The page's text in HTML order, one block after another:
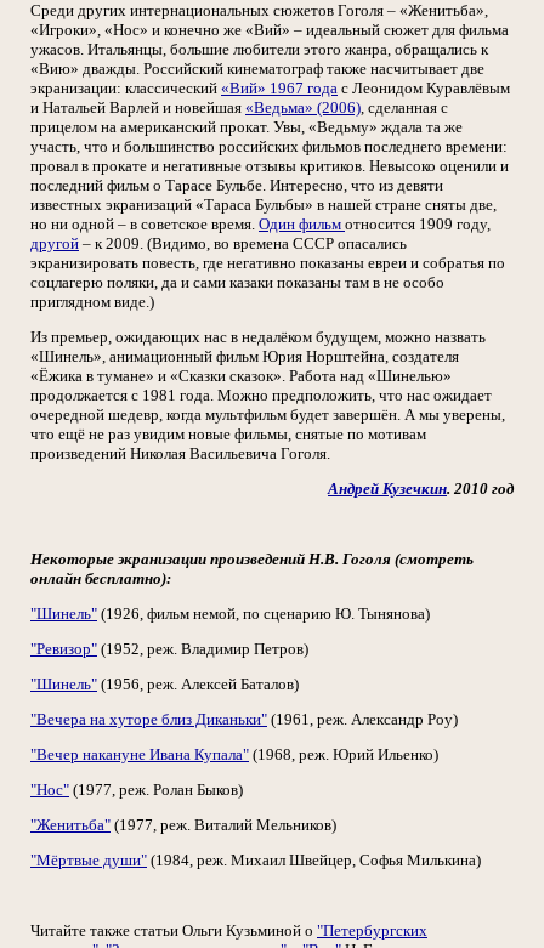
Среди других интернациональных сюжетов Гоголя – «Женитьба»,
«Игроки», «Нос» и конечно же «Вий» – идеальный сюжет для фильма
ужасов. Итальянцы, большие любители этого жанра, обращались к
«Вию» дважды. Российский кинематограф также насчитывает две
экранизации: классический «Вий» 1967 года с Леонидом Куравлёвым
и Натальей Варлей и новейшая «Ведьма» (2006), сделанная с
прицелом на американский прокат. Увы, «Ведьму» ждала та же
участь, что и большинство российских фильмов последнего времени:
провал в прокате и негативные отзывы критиков. Невысоко оценили и
последний фильм о Тарасе Бульбе. Интересно, что из девяти
известных экранизаций «Тараса Бульбы» в нашей стране сняты две,
но ни одной – в советское время. Один фильм относится 1909 году,
другой – к 2009. (Видимо, во времена СССР опасались
экранизировать повесть, где негативно показаны евреи и собратья по
соцлагерю поляки, да и сами казаки показаны там в не особо
приглядном виде.)
Из премьер, ожидающих нас в недалёком будущем, можно назвать
«Шинель», анимационный фильм Юрия Норштейна, создателя
«Ёжика в тумане» и «Сказки сказок». Работа над «Шинелью»
продолжается с 1981 года. Можно предположить, что нас ожидает
очередной шедевр, когда мультфильм будет завершён. А мы уверены,
что ещё не раз увидим новые фильмы, снятые по мотивам
произведений Николая Васильевича Гоголя.
Андрей Кузечкин. 2010 год
Некоторые экранизации произведений Н.В. Гоголя (смотреть
онлайн бесплатно):
"Шинель" (1926, фильм немой, по сценарию Ю. Тынянова)
"Ревизор" (1952, реж. Владимир Петров)
"Шинель" (1956, реж. Алексей Баталов)
"Вечера на хуторе близ Диканьки" (1961, реж. Александр Роу)
"Вечер накануне Ивана Купала" (1968, реж. Юрий Ильенко)
"Нос" (1977, реж. Ролан Быков)
"Женитьба" (1977, реж. Виталий Мельников)
"Мёртвые души" (1984, реж. Михаил Швейцер, Софья Милькина)
Читайте также статьи Ольги Кузьминой о "Петербургских